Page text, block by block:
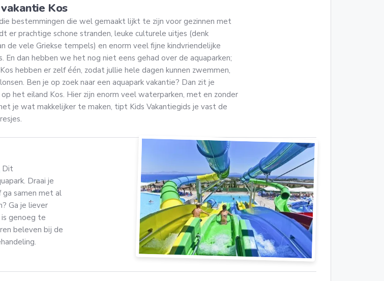
Kos
bestemmingen die wel gemaakt lijkt te zijn voor gezinnen met
er prachtige schone stranden, leuke culturele uitjes (denk
de vele Griekse tempels) en enorm veel fijne kindvriendelijke
En dan hebben we het nog niet eens gehad over de aquaparken;
hebben er zelf één, zodat jullie hele dagen kunnen zwemmen,
Ben je op zoek naar een aquapark vakantie? Dan zit je
het eiland Kos. Hier zijn enorm veel waterparken, met en zonder
je wat makkelijker te maken, tipt Kids Vakantiegids je vast de
Dit
Draai je
ga samen met al
Ga je liever
genoeg te
beleven bij de